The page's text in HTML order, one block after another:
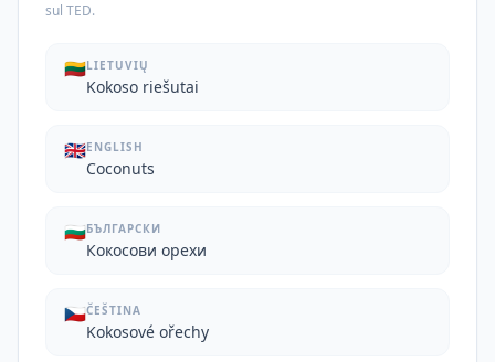
sul TED.
🇱🇹LIETUVIŲ
Kokoso riešutai
🇬🇧ENGLISH
Coconuts
🇧🇬БЪЛГАРСКИ
Кокосови орехи
🇨🇿ČEŠTINA
Kokosové ořechy